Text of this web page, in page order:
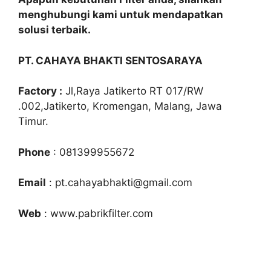
menghubungi kami untuk mendapatkan
solusi terbaik.
PT. CAHAYA BHAKTI SENTOSARAYA
Factory : Jl,Raya Jatikerto RT 017/RW
.002,Jatikerto, Kromengan, Malang, Jawa
Timur.
Phone : 081399955672
Email : pt.cahayabhakti@gmail.com
Web : www.pabrikfilter.com